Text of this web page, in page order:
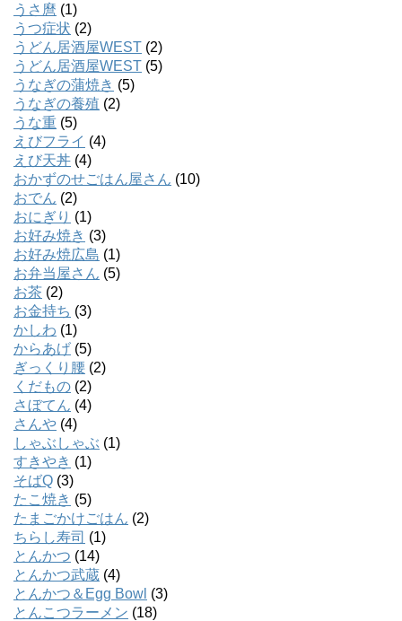
うさ麿 (1)
うつ症状 (2)
うどん居酒屋WEST (2)
うどん居酒屋WEST (5)
うなぎの蒲焼き (5)
うなぎの養殖 (2)
うな重 (5)
えびフライ (4)
えび天丼 (4)
おかずのせごはん屋さん (10)
おでん (2)
おにぎり (1)
お好み焼き (3)
お好み焼広島 (1)
お弁当屋さん (5)
お茶 (2)
お金持ち (3)
かしわ (1)
からあげ (5)
ぎっくり腰 (2)
くだもの (2)
さぼてん (4)
さんや (4)
しゃぶしゃぶ (1)
すきやき (1)
そばQ (3)
たこ焼き (5)
たまごかけごはん (2)
ちらし寿司 (1)
とんかつ (14)
とんかつ武蔵 (4)
とんかつ＆Egg Bowl (3)
とんこつラーメン (18)